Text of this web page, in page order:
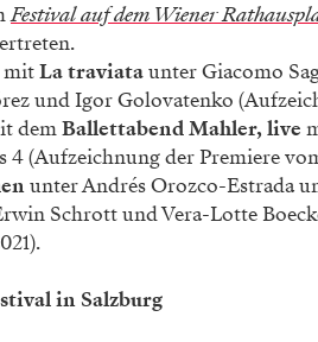
Festival auf dem Wiener
mitLa traviataunter Giacomo
und Igor Golovatenko
demBallettabend Mahler, live
4 (Aufzeichnung der Premiere
unter Andrés Orozco-Estrada
Schrott und Vera-Lotte
in Salzburg